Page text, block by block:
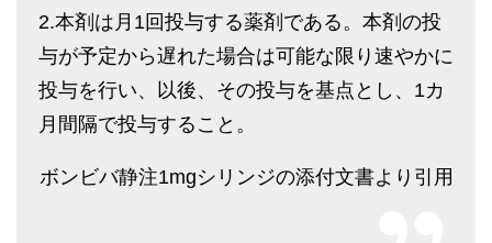
2.本剤は月1回投与する薬剤である。本剤の投
与が予定から遅れた場合は可能な限り速やかに
投与を行い、以後、その投与を基点とし、1カ
月間隔で投与すること。
ボンビバ静注1mgシリンジの添付文書より引用